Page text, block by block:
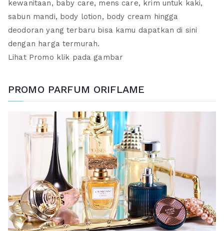
kewanitaan, baby care, mens care, krim untuk kaki,
sabun mandi, body lotion, body cream hingga
deodoran yang terbaru bisa kamu dapatkan di sini
dengan harga termurah.
Lihat Promo klik pada gambar
PROMO PARFUM ORIFLAME